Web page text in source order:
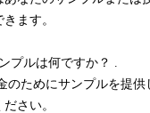
ます。
プルは何ですか？ .
のためにサンプルを提供
さい。